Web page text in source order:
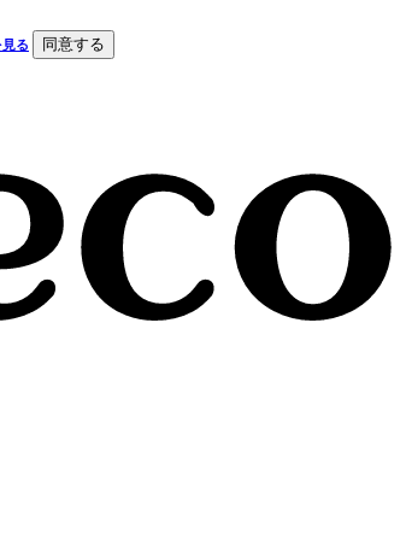
る 同意する